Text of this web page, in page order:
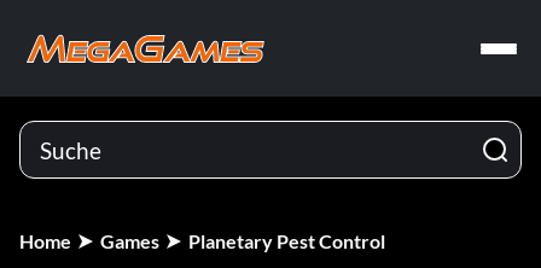
Home Games Planetary Pest Control